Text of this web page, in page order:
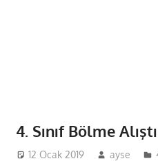
4. Sınıf Bölme
12 Ocak 2019 ayse